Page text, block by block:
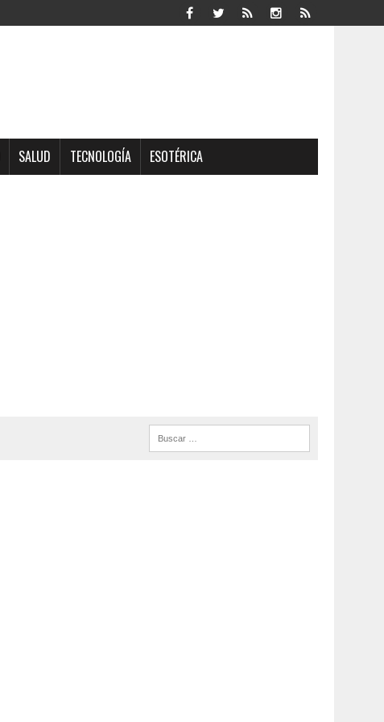
SALUD TECNOLOGÍA ESOTÉRICA